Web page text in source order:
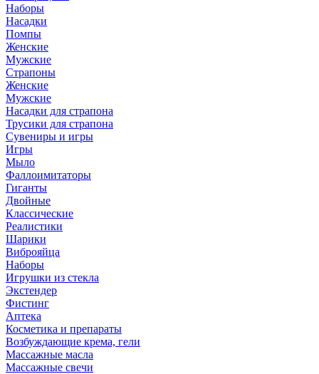
Наборы
Насадки
Помпы
Женские
Мужские
Страпоны
Женские
Мужские
Насадки для страпона
Трусики для страпона
Сувениры и игры
Игры
Мыло
Фаллоимитаторы
Гиганты
Двойные
Классические
Реалистики
Шарики
Виброяйца
Наборы
Игрушки из стекла
Экстендер
Фистинг
Аптека
Косметика и препараты
Возбуждающие крема, гели
Массажные масла
Массажные свечи